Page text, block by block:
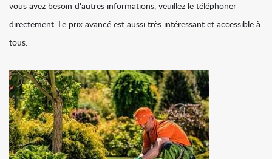
vous avez besoin d'autres informations, veuillez le téléphoner
directement. Le prix avancé est aussi très intéressant et accessible à
tous.